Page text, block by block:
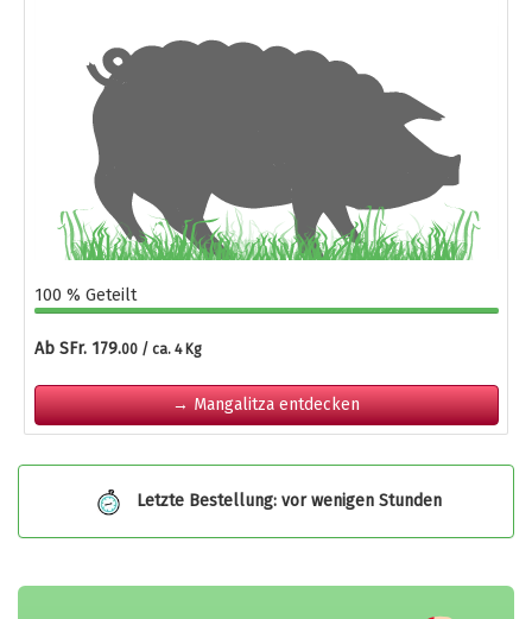
100 % Geteilt
Ab SFr. 179.00 / ca. 4 Kg
→ Mangalitza entdecken
Letzte Bestellung: vor wenigen Stunden